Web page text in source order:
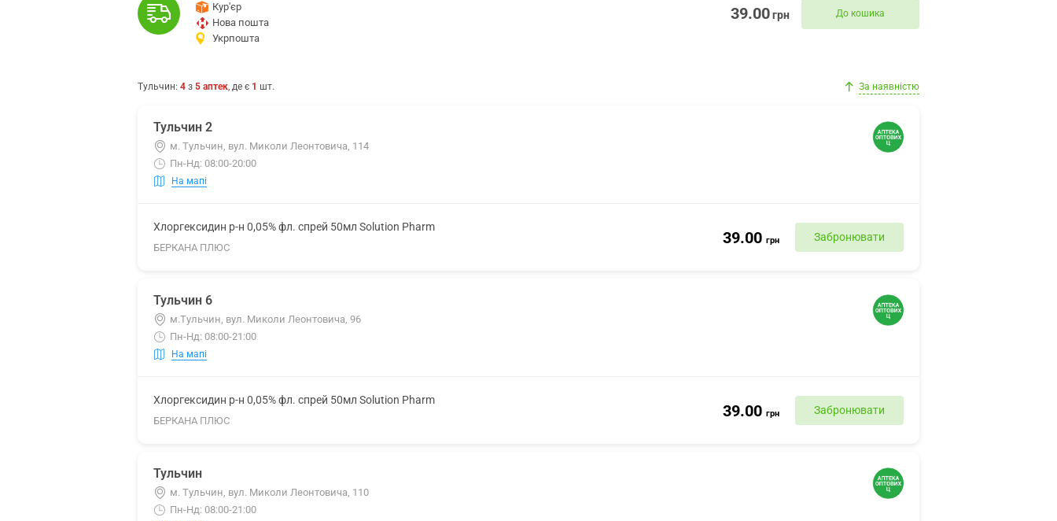
Кур'єр
Нова пошта
Укрпошта
39.00грн До кошика
Тульчин: 4 з 5 аптек, де є 1 шт. За наявністю
Тульчин 2
м. Тульчин, вул. Миколи Леонтовича, 114
Пн-Нд: 08:00-20:00
На мапі
Хлоргексидин р-н 0,05% фл. спрей 50мл Solution Pharm
БЕРКАНА ПЛЮС
39.00 грн Забронювати
Тульчин 6
м.Тульчин, вул. Миколи Леонтовича, 96
Пн-Нд: 08:00-21:00
На мапі
Хлоргексидин р-н 0,05% фл. спрей 50мл Solution Pharm
БЕРКАНА ПЛЮС
39.00 грн Забронювати
Тульчин
м. Тульчин, вул. Миколи Леонтовича, 110
Пн-Нд: 08:00-21:00